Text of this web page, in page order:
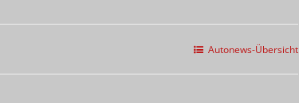
Autonews-Übersicht